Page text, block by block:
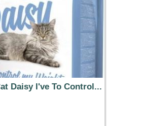
Daisy I've To Control...